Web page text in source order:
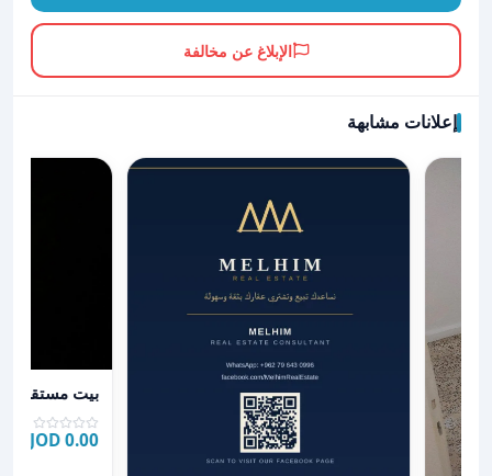
الإبلاغ عن مخالفة
إعلانات مشابهة
بيت مستقل
0.00 JOD